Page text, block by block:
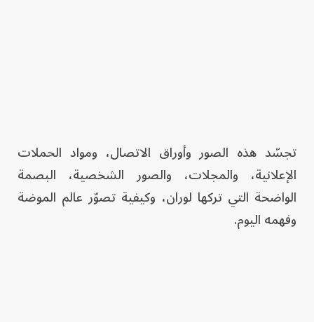
تجسّد هذه الصور وأوراق الاتصال، ومواد الحملات
الإعلانية، والمجلات، والصور الشخصية، البصمة
الواضحة التي تركها لوران، وكيفية تصوّر عالم الموضة
وفهمه اليوم.